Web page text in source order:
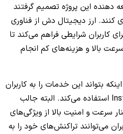
این پروژه تصمیم گرفتند
کنند. ارز دیجیتال دش از فناوری
کاربران شرایطی فراهم می‌کند تا
بالا و هزینه‌های کم‌ انجام
بتواند این خدمات را به کاربران
ارائه دهد از قابلیت InstantSend استفاده می‌کند. البته جالب
سرعت و امنیت بالا از ویژگی‌های
می‌توانند تراکنش‌های خود را به